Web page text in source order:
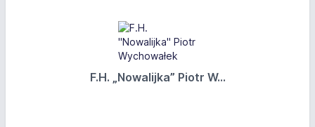
F.H. „Nowalijka” Piotr W...